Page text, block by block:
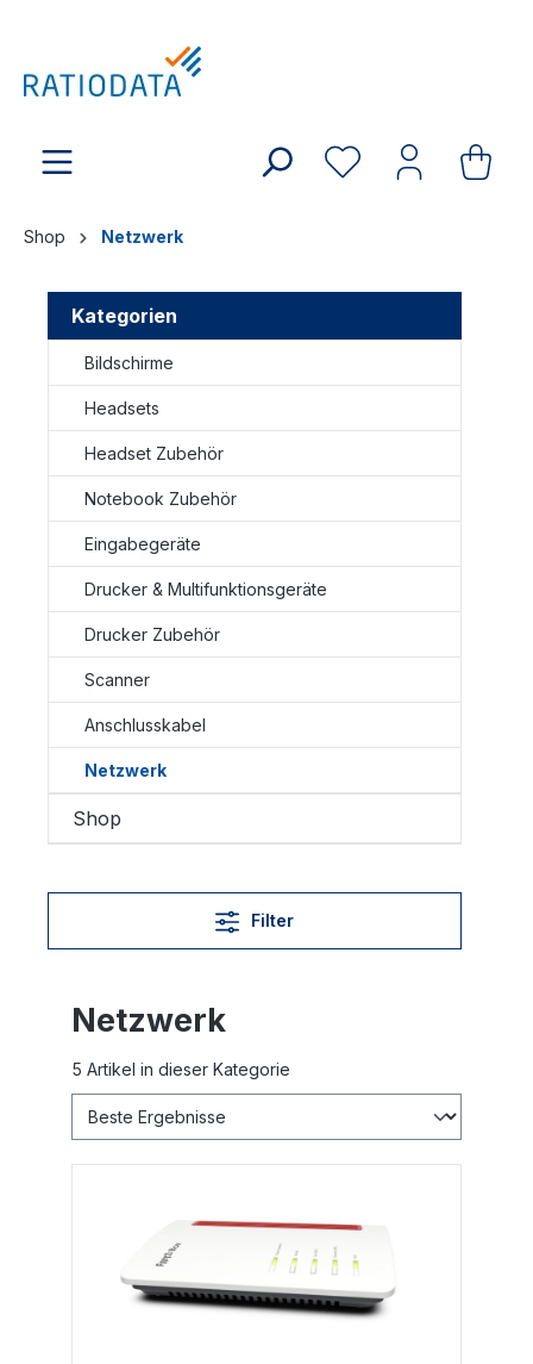
Shop Netzwerk
Kategorien
Bildschirme
Headsets
Headset Zubehör
Notebook Zubehör
Eingabegeräte
Drucker & Multifunktionsgeräte
Drucker Zubehör
Scanner
Anschlusskabel
Netzwerk
Shop
Filter
Netzwerk
5 Artikel in dieser Kategorie